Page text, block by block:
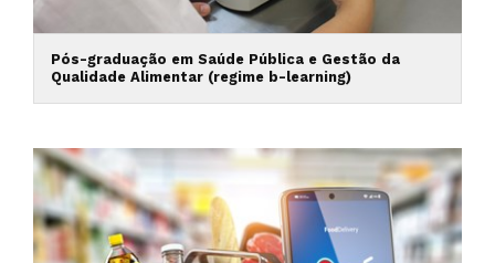
Pós-graduação em Saúde Pública e Gestão da
Qualidade Alimentar (regime b-learning)